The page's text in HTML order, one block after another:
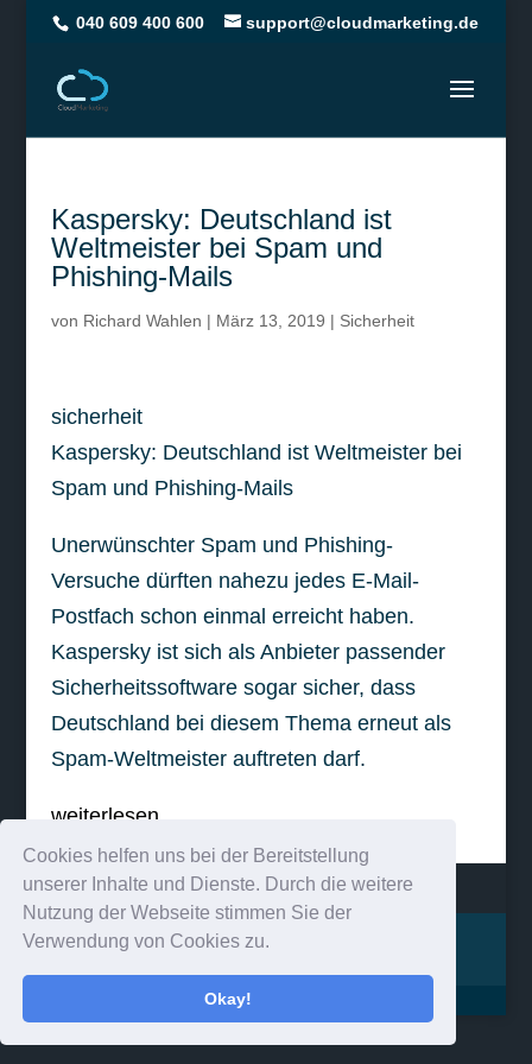
Cookies helfen uns bei der Bereitstellung
unserer Inhalte und Dienste. Durch die weitere
Nutzung der Webseite stimmen Sie der
Verwendung von Cookies zu.
Okay!
040 609 400 600 support@cloudmarketing.de
Kaspersky: Deutschland ist
Weltmeister bei Spam und
Phishing-Mails
von Richard Wahlen | März 13, 2019 | Sicherheit
sicherheit
Kaspersky: Deutschland ist Weltmeister bei
Spam und Phishing-Mails
Unerwünschter Spam und Phishing-
Versuche dürften nahezu jedes E-Mail-
Postfach schon einmal erreicht haben.
Kaspersky ist sich als Anbieter passender
Sicherheitssoftware sogar sicher, dass
Deutschland bei diesem Thema erneut als
Spam-Weltmeister auftreten darf.
weiterlesen
Impressum